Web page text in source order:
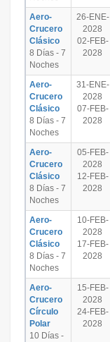
Aero-
Crucero
Clásico
8 Días - 7
Noches
26-ENE-
2028
02-FEB-
2028
Aero-
Crucero
Clásico
8 Días - 7
Noches
31-ENE-
2028
07-FEB-
2028
Aero-
Crucero
Clásico
8 Días - 7
Noches
05-FEB-
2028
12-FEB-
2028
Aero-
Crucero
Clásico
8 Días - 7
Noches
10-FEB-
2028
17-FEB-
2028
Aero-
Crucero
Círculo
Polar
10 Días -
15-FEB-
2028
24-FEB-
2028